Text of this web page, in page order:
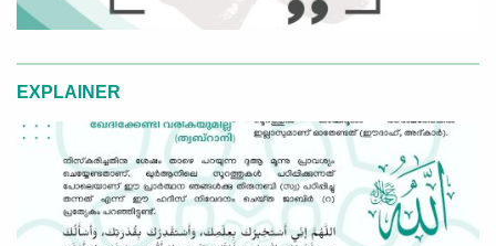
EXPLAINER